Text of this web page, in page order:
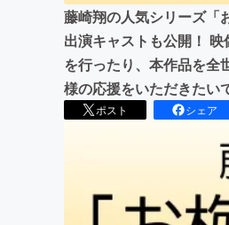
藤崎翔の人気シリーズ「
出演キャストも公開！
を行ったり、本作品を全
様の応援をいただきたい
ポスト シェア